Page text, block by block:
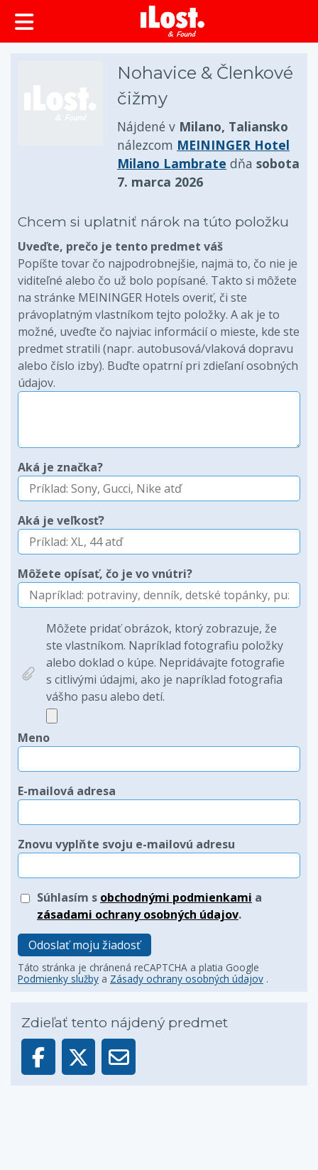
Nohavice & Členkové
čižmy
Nájdené v Milano, Taliansko
nálezcom MEININGER Hotel
Milano Lambrate dňa sobota
7. marca 2026
Chcem si uplatniť nárok na túto položku
Uveďte, prečo je tento predmet váš
Popíšte tovar čo najpodrobnejšie, najmä to, čo nie je
viditeľné alebo čo už bolo popísané. Takto si môžete
na stránke MEININGER Hotels overiť, či ste
právoplatným vlastníkom tejto položky. A ak je to
možné, uveďte čo najviac informácií o mieste, kde ste
predmet stratili (napr. autobusová/vlaková dopravu
alebo číslo izby). Buďte opatrní pri zdieľaní osobných
údajov.
Aká je značka?
Aká je veľkosť?
Môžete opísať, čo je vo vnútri?
Môžete pridať obrázok, ktorý zobrazuje, že
ste vlastníkom. Napríklad fotografiu položky
alebo doklad o kúpe. Nepridávajte fotografie
s citlivými údajmi, ako je napríklad fotografia
vášho pasu alebo detí.
Meno
E-mailová adresa
Znovu vyplňte svoju e-mailovú adresu
Súhlasím s obchodnými podmienkami a
zásadami ochrany osobných údajov.
Odoslať moju žiadosť
Táto stránka je chránená reCAPTCHA a platia Google
Podmienky služby a Zásady ochrany osobných údajov .
Zdieľať tento nájdený predmet